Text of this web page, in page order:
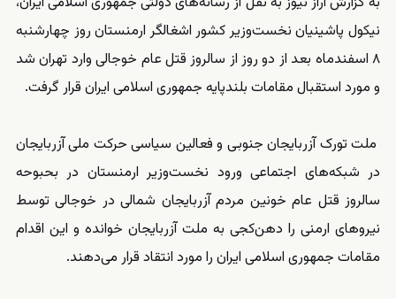
نیکول پاشینیان نخست‌وزیر کشور اشغالگر ارمنستان روز چهارشنبه
۸ اسفندماه بعد از دو روز از سالروز قتل عام خوجالی وارد تهران شد
و مورد استقبال مقامات بلندپایه جمهوری اسلامی ایران قرار گرفت.
ملت تورک آزربایجان جنوبی و فعالین سیاسی حرکت ملی آزربایجان
در شبکه‌های اجتماعی ورود نخست‌وزیر ارمنستان در بحبوحه
سالروز قتل عام خونین مردم آزربایجان شمالی در خوجالی توسط
نیروهای ارمنی را دهن‌کجی به ملت آزربایجان خوانده و این اقدام
مقامات جمهوری اسلامی ایران را مورد انتقاد قرار می‌دهند.